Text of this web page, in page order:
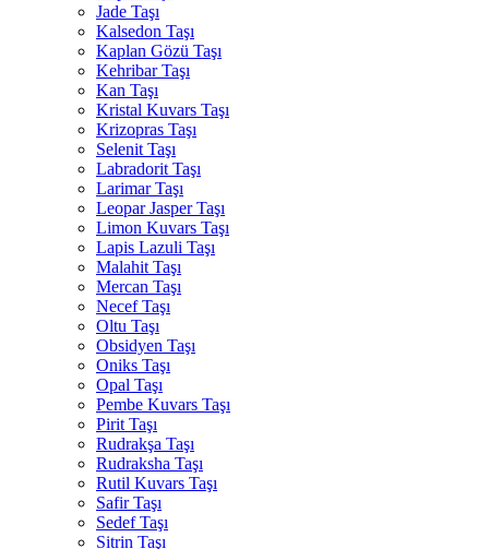
Jade Taşı
Kalsedon Taşı
Kaplan Gözü Taşı
Kehribar Taşı
Kan Taşı
Kristal Kuvars Taşı
Krizopras Taşı
Selenit Taşı
Labradorit Taşı
Larimar Taşı
Leopar Jasper Taşı
Limon Kuvars Taşı
Lapis Lazuli Taşı
Malahit Taşı
Mercan Taşı
Necef Taşı
Oltu Taşı
Obsidyen Taşı
Oniks Taşı
Opal Taşı
Pembe Kuvars Taşı
Pirit Taşı
Rudrakşa Taşı
Rudraksha Taşı
Rutil Kuvars Taşı
Safir Taşı
Sedef Taşı
Sitrin Taşı